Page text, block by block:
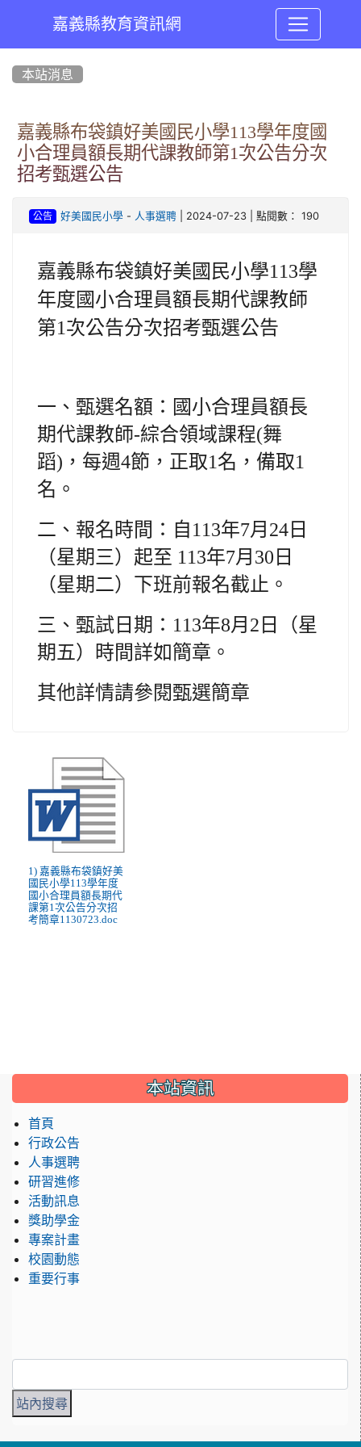
嘉義縣教育資訊網
本站消息
嘉義縣布袋鎮好美國民小學113學年度國
小合理員額長期代課教師第1次公告分次
招考甄選公告
公告 好美國民小學- 人事選聘| 2024-07-23 | 點閱數： 190
嘉義縣布袋鎮好美國民小學113學
年度國小合理員額長期代課教師
第1次公告分次招考甄選公告
一 、 甄選名額：國小合理員額長
期代課教師-綜合領域課程(舞
蹈)，每週4節，正取1名，備取1
名。
二、報名時間：自113年7月24日
（星期三）起至 113年7月30日
（星期二）下班前報名截止。
三、甄試日期：113年8月2日（星
期五）時間詳如簡章。
其他詳情請參閱甄選簡章
1) 嘉義縣布袋鎮好美
國民小學113學年度
國小合理員額長期代
課第1次公告分次招
考簡章1130723.doc
::: 本站資訊
首頁
行政公告
人事選聘
研習進修
活動訊息
獎助學金
專案計畫
校園動態
重要行事